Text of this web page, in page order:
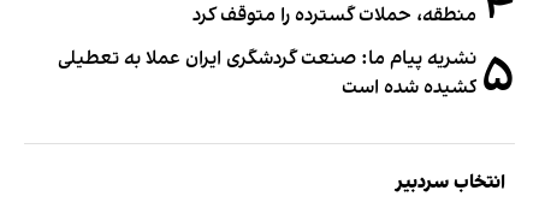
منطقه، حملات گسترده را متوقف کرد
۵ نشریه پیام ما: صنعت گردشگری ایران عملا به تعطیلی
کشیده شده است
انتخاب سردبیر